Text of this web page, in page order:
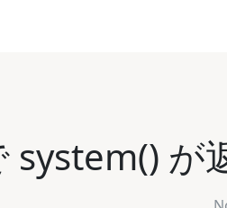
system()